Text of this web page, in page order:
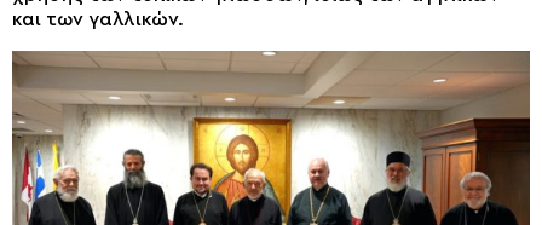
και των γαλλικών.